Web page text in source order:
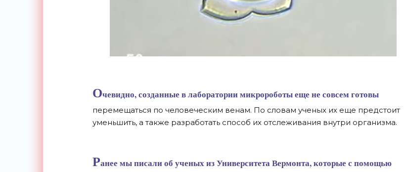
Очевидно, созданные в лаборатории микророботы еще не совсем готовы
перемещаться по человеческим венам. По словам ученых их еще предстоит
уменьшить, а также разработать способ их отслеживания внутри организма.
Ранее мыписалиоб ученых из Университета Вермонта, которые с помощью